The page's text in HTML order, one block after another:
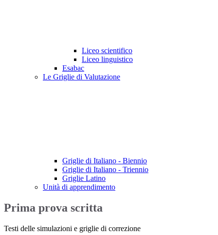
Liceo scientifico
Liceo linguistico
Esabac
Le Griglie di Valutazione
Griglie di Italiano - Biennio
Griglie di Italiano - Triennio
Griglie Latino
Unità di apprendimento
Prima prova scritta
Testi delle simulazioni e griglie di correzione